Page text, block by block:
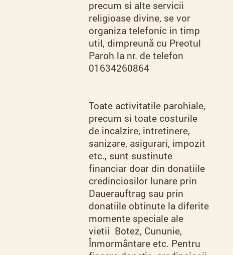
precum si alte servicii
religioase divine, se vor
organiza telefonic in timp
util, dimpreună cu Preotul
Paroh la nr. de telefon
01634260864
Toate activitatile parohiale,
precum si toate costurile
de incalzire, intretinere,
sanizare, asigurari, impozit
etc., sunt sustinute
financiar doar din donatiile
credinciosilor lunare prin
Dauerauftrag sau prin
donatiile obtinute la diferite
momente speciale ale
vietii Botez, Cununie,
Înmormântare etc. Pentru